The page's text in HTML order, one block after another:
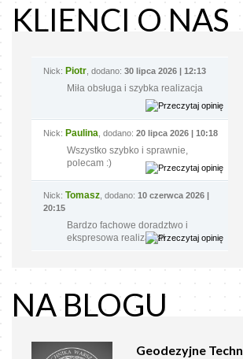
KLIENCI O NAS
Nick: Piotr , dodano: 30 lipca 2026 | 12:13
Miła obsługa i szybka realizacja
Nick: Paulina , dodano: 20 lipca 2026 | 10:18
Wszystko szybko i sprawnie,
polecam :)
Nick: Tomasz , dodano: 10 czerwca 2026 |
20:15
Bardzo fachowe doradztwo i
ekspresowa realizacja!
NA BLOGU
Geodezyjne